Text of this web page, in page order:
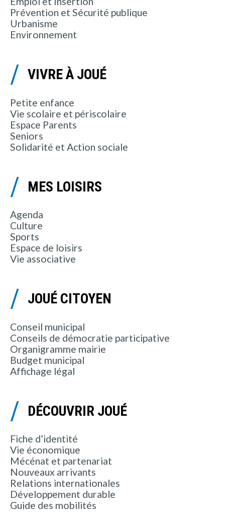
Prévention et Sécurité publique
Urbanisme
Environnement
VIVRE À JOUÉ
Petite enfance
Vie scolaire et périscolaire
Espace Parents
Seniors
Solidarité et Action sociale
MES LOISIRS
Agenda
Culture
Sports
Espace de loisirs
Vie associative
JOUÉ CITOYEN
Conseil municipal
Conseils de démocratie participative
Organigramme mairie
Budget municipal
Affichage légal
DÉCOUVRIR JOUÉ
Fiche d’identité
Vie économique
Mécénat et partenariat
Nouveaux arrivants
Relations internationales
Développement durable
Guide des mobilités